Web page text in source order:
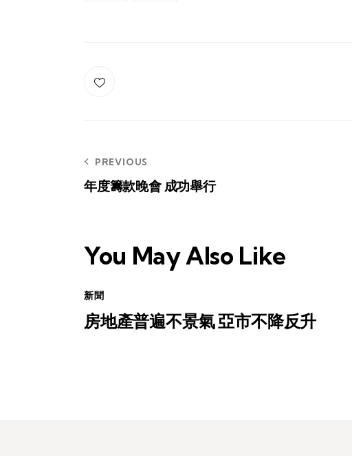
Post
PREVIOUS
年度籌款晚會 成功舉行
You May Also Like
新聞
房地產普遍不景氣 亞市不降反升